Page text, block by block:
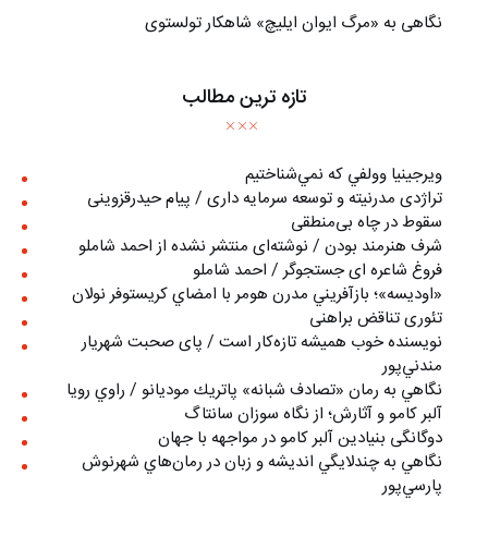
نگاهی به «مرگ ايوان ايليچ» شاهکار تولستوی
تازه ترین مطالب
ويرجينيا وولفي كه نمي‌شناختيم
تراژدی مدرنیته و توسعه سرمایه داری / پیام حیدرقزوینی
سقوط در چاه بی‌منطقی
شرف هنرمند بودن / نوشته‌ای منتشر نشده از احمد شاملو
فروغ شاعره ای جستجوگر / احمد شاملو
«اوديسه»؛ بازآفريني مدرن هومر با امضاي كريستوفر نولان
تئوری تناقض براهنی
نويسنده خوب هميشه تازه‌كار است / پای صحبت شهريار
مندني‌پور
نگاهي به رمان «تصادف شبانه» پاتريك موديانو / راوي رويا
آلبر کامو و آثارش؛ از نگاه سوزان سانتاگ
دوگانگی بنیادین آلبر کامو در مواجهه با جهان
نگاهي به چندلايگي انديشه و زبان در رمان‌هاي شهرنوش
پارسي‌پور